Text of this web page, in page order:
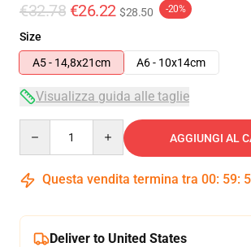
€32.78 €26.22 $28.50 -20%
Size
A5 - 14,8x21cm
A6 - 10x14cm
Visualizza guida alle taglie
AGGIUNGI AL
Questa vendita termina tra 00: 59:
Deliver to United States